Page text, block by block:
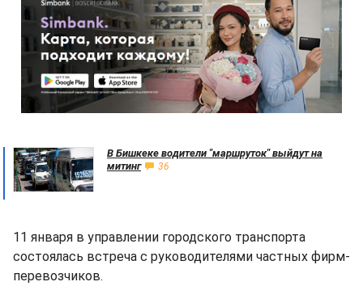
В Бишкеке водители "маршруток" выйдут на
митинг
36
11 января в управлении городского транспорта
состоялась встреча с руководителями частных фирм-
перевозчиков.